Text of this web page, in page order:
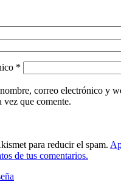
*
correo electrónico y
vez que comente.
para reducir el spam.
de tus comentarios.